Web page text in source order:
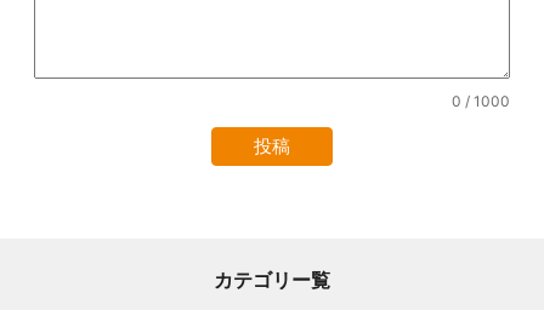
0 / 1000
カテゴリー覧